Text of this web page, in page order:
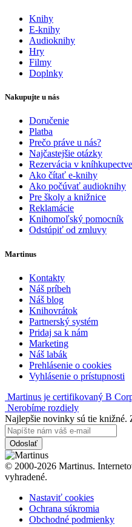
Knihy
E-knihy
Audioknihy
Hry
Filmy
Doplnky
Nakupujte u nás
Doručenie
Platba
Prečo práve u nás?
Najčastejšie otázky
Rezervácia v kníhkupectve
Ako čítať e-knihy
Ako počúvať audioknihy
Pre školy a knižnice
Reklamácie
Knihomoľský pomocník
Odstúpiť od zmluvy
Martinus
Kontakty
Náš príbeh
Náš blog
Knihovrátok
Partnerský systém
Pridaj sa k nám
Marketing
Náš labák
Prehlásenie o cookies
Vyhlásenie o prístupnosti
Martinus je certifikovaný B
Nerobíme rozdiely
Najlepšie novinky sú tie knižné.
Odoslať
© 2000-2026 Martinus.
vyhradené.
Nastaviť cookies
Ochrana súkromia
Obchodné podmienky